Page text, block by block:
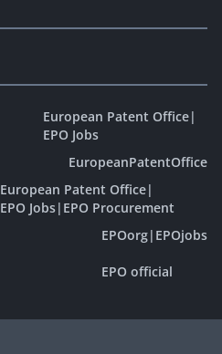
European Patent Office|
EPO Jobs
EuropeanPatentOffice
European Patent Office|
EPO Jobs| EPO Procurement
EPOorg| EPOjobs
EPO official